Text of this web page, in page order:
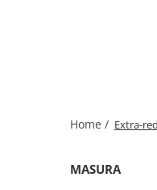
Home / Extra-
MASURA